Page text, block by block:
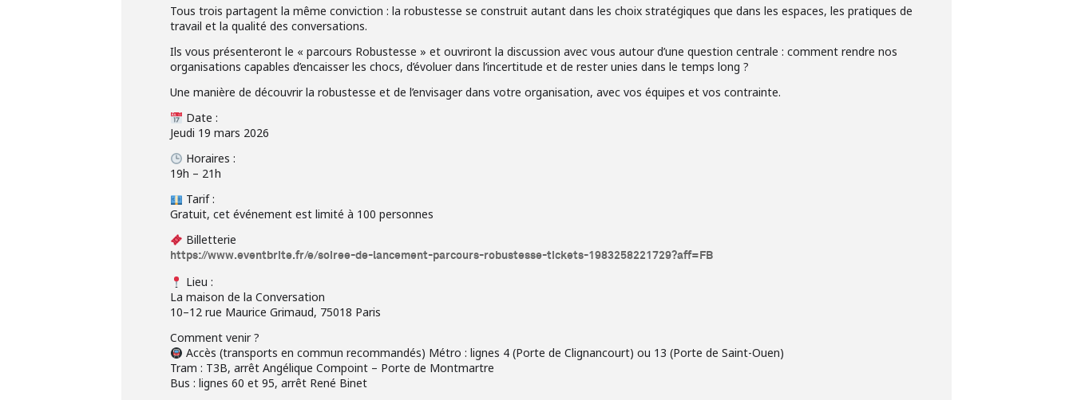
Tous trois partagent la même conviction : la robustesse se construit autant dans les choix stratégiques que dans les espaces, les pratiques de
travail et la qualité des conversations.
Ils vous présenteront le « parcours Robustesse » et ouvriront la discussion avec vous autour d’une question centrale : comment rendre nos
organisations capables d’encaisser les chocs, d’évoluer dans l’incertitude et de rester unies dans le temps long ?
Une manière de découvrir la robustesse et de l’envisager dans votre organisation, avec vos équipes et vos contrainte.
Date :
Jeudi 19 mars 2026
Horaires :
19h – 21h
Tarif :
Gratuit, cet événement est limité à 100 personnes
Billetterie
https://www.eventbrite.fr/e/soiree-de-lancement-parcours-robustesse-tickets-1983258221729?aff=FB
Lieu :
La maison de la Conversation
10–12 rue Maurice Grimaud, 75018 Paris
Comment venir ?
Accès (transports en commun recommandés) Métro : lignes 4 (Porte de Clignancourt) ou 13 (Porte de Saint-Ouen)
Tram : T3B, arrêt Angélique Compoint – Porte de Montmartre
Bus : lignes 60 et 95, arrêt René Binet